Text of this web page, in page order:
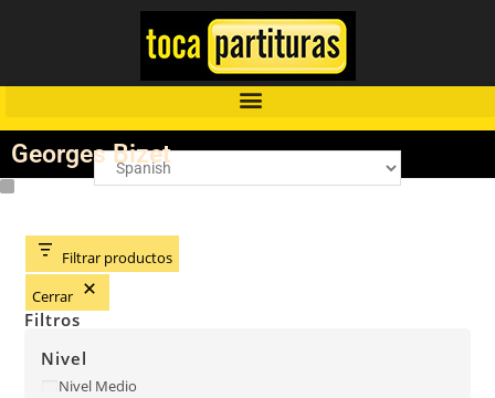
Georges Bizet
Filtrar productos
Cerrar
Filtros
Nivel
Nivel Medio